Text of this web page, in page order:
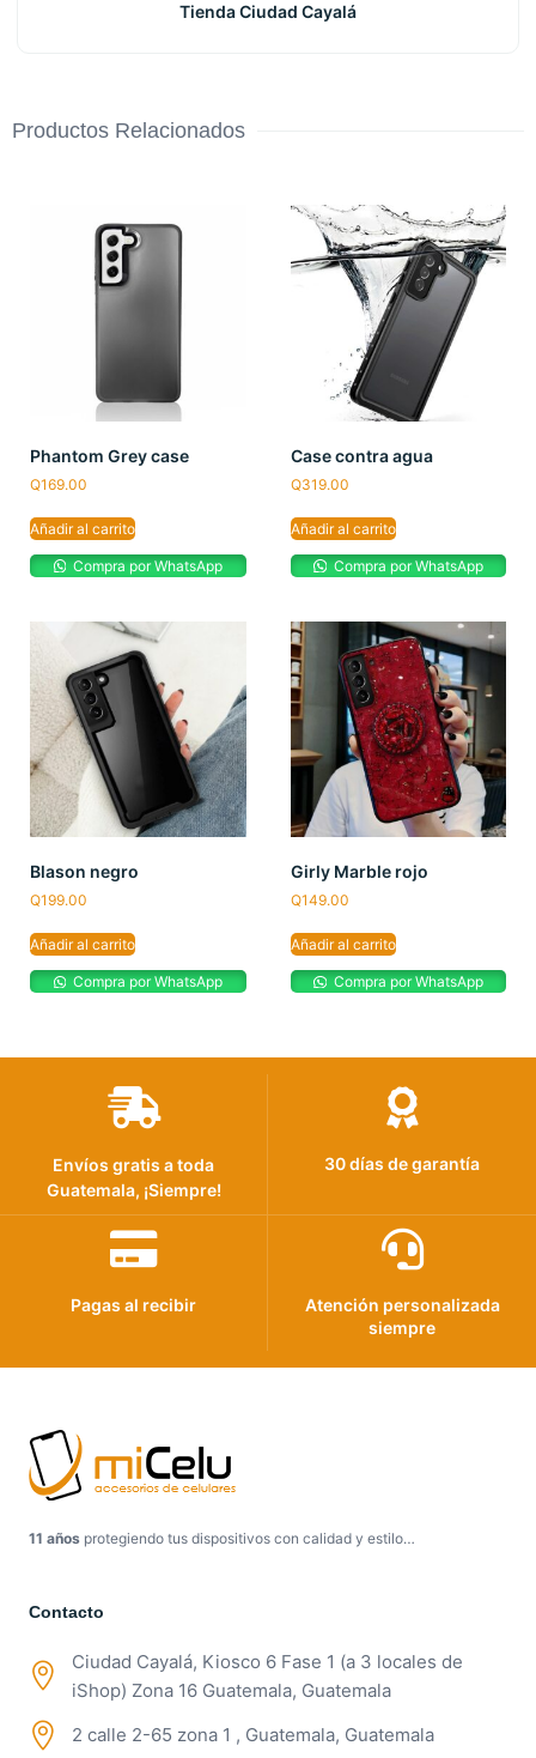
Tienda Ciudad Cayalá
Productos Relacionados
Phantom Grey case
Q169.00
Añadir al carrito
Compra por WhatsApp
Case contra agua
Q319.00
Añadir al carrito
Compra por WhatsApp
Blason negro
Q199.00
Añadir al carrito
Compra por WhatsApp
Girly Marble rojo
Q149.00
Añadir al carrito
Compra por WhatsApp
Envíos gratis a toda
Guatemala, ¡Siempre!
30 días de garantía
Pagas al recibir
Atención personalizada
siempre
11 años protegiendo tus dispositivos con calidad y estilo…
Contacto
Ciudad Cayalá, Kiosco 6 Fase 1 (a 3 locales de
iShop) Zona 16 Guatemala, Guatemala
2 calle 2-65 zona 1 , Guatemala, Guatemala